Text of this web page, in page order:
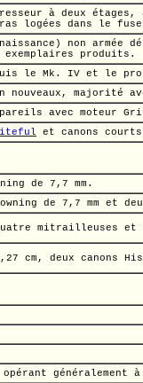
à deux
logées dans le
non armée
produits.
le Mk. IV et le
majorité
avec moteur
et canons
de 7,7 mm.
de 7,7 mm et
mitrailleuses et
cm, deux canons
opérant généralement